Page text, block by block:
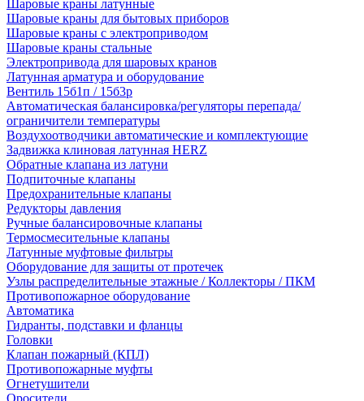
Шаровые краны латунные
Шаровые краны для бытовых приборов
Шаровые краны с электроприводом
Шаровые краны стальные
Электропривода для шаровых кранов
Латунная арматура и оборудование
Вентиль 15б1п / 15б3р
Автоматическая балансировка/регуляторы перепада/
ограничители температуры
Воздухоотводчики автоматические и комплектующие
Задвижка клиновая латунная HERZ
Обратные клапана из латуни
Подпиточные клапаны
Предохранительные клапаны
Редукторы давления
Ручные балансировочные клапаны
Термосмесительные клапаны
Латунные муфтовые фильтры
Оборудование для защиты от протечек
Узлы распределительные этажные / Коллекторы / ПКМ
Противопожарное оборудование
Автоматика
Гидранты, подставки и фланцы
Головки
Клапан пожарный (КПЛ)
Противопожарные муфты
Огнетушители
Оросители